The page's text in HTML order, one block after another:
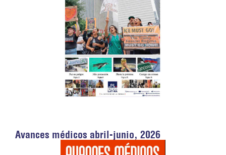
Avances médicos abril-junio, 2026